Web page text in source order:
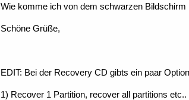
Wie komme ich von dem schwarzen
Schöne Grüße,
EDIT: Bei der Recovery CD gibts ein paar
1) Recover 1 Partition, recover all partitions etc..